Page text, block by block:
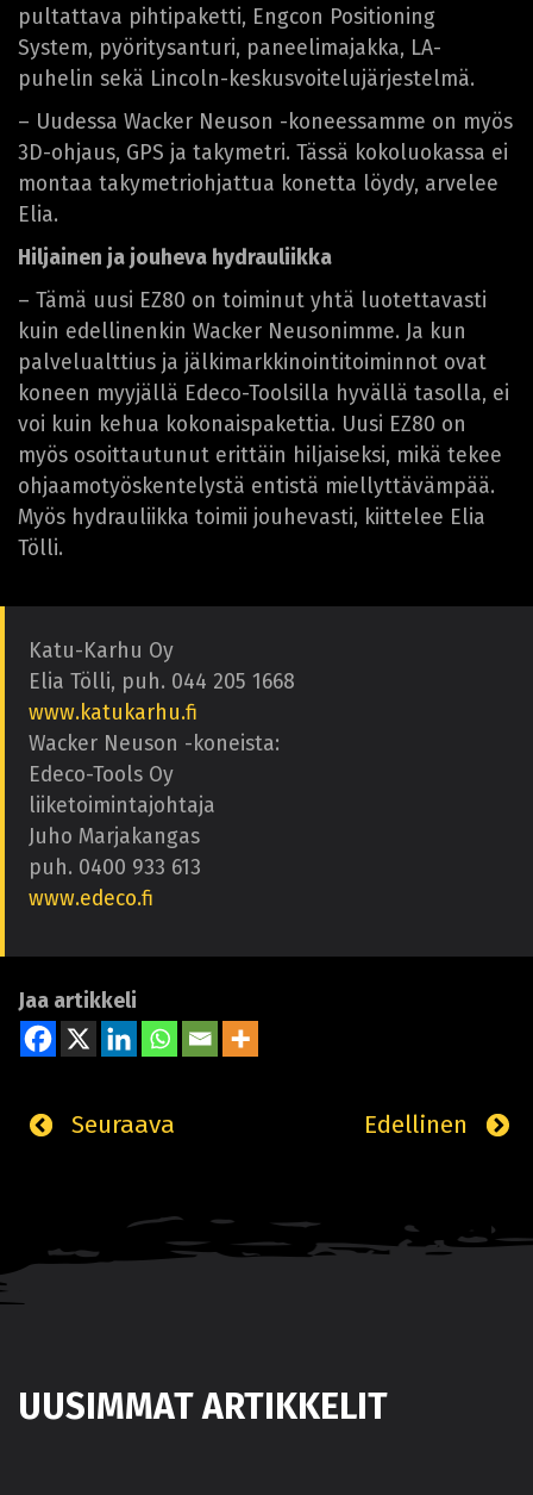
pultattava pihtipaketti, Engcon Positioning
System, pyöritysanturi, paneelimajakka, LA-
puhelin sekä Lincoln-keskusvoitelujärjestelmä.
– Uudessa Wacker Neuson -koneessamme on myös
3D-ohjaus, GPS ja takymetri. Tässä kokoluokassa ei
montaa takymetriohjattua konetta löydy, arvelee
Elia.
Hiljainen ja jouheva hydrauliikka
– Tämä uusi EZ80 on toiminut yhtä luotettavasti
kuin edellinenkin Wacker Neusonimme. Ja kun
palvelualttius ja jälkimarkkinointitoiminnot ovat
koneen myyjällä Edeco-Toolsilla hyvällä tasolla, ei
voi kuin kehua kokonaispakettia. Uusi EZ80 on
myös osoittautunut erittäin hiljaiseksi, mikä tekee
ohjaamotyöskentelystä entistä miellyttävämpää.
Myös hydrauliikka toimii jouhevasti, kiittelee Elia
Tölli.
Katu-Karhu Oy
Elia Tölli, puh. 044 205 1668
www.katukarhu.fi
Wacker Neuson -koneista:
Edeco-Tools Oy
liiketoimintajohtaja
Juho Marjakangas
puh. 0400 933 613
www.edeco.fi
Jaa artikkeli
Edellinen
Seuraava
UUSIMMAT ARTIKKELIT